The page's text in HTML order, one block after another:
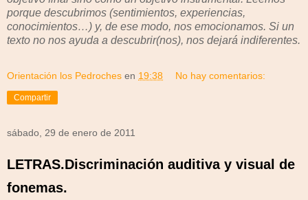
porque descubrimos (sentimientos, experiencias,
conocimientos…) y, de ese modo, nos emocionamos. Si un
texto no nos ayuda a descubrir(nos), nos dejará indiferentes.
Orientación los Pedroches en 19:38 No hay comentarios:
Compartir
sábado, 29 de enero de 2011
LETRAS.Discriminación auditiva y visual de
fonemas.